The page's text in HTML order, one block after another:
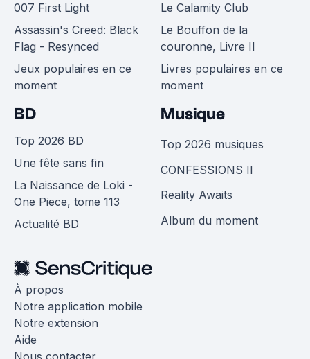
007 First Light
Assassin's Creed: Black
Flag - Resynced
Jeux populaires en ce
moment
Le Calamity Club
Le Bouffon de la
couronne, Livre II
Livres populaires en ce
moment
BD
Top 2026 BD
Une fête sans fin
La Naissance de Loki -
One Piece, tome 113
Actualité BD
Musique
Top 2026 musiques
CONFESSIONS II
Reality Awaits
Album du moment
À propos
Notre application mobile
Notre extension
Aide
Nous contacter